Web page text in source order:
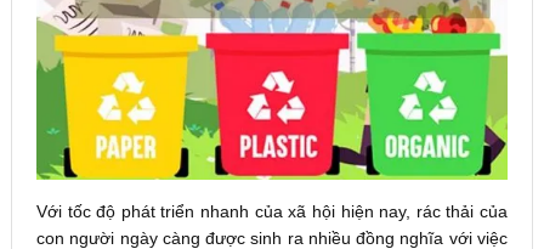
Với tốc độ phát triển nhanh của xã hội hiện nay, rác thải của
con người ngày càng được sinh ra nhiều đồng nghĩa với việc